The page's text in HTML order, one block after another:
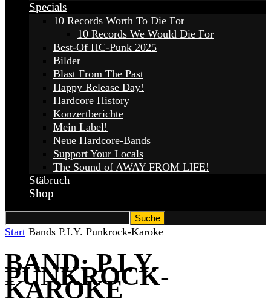
Specials
10 Records Worth To Die For
10 Records We Would Die For
Best-Of HC-Punk 2025
Bilder
Blast From The Past
Happy Release Day!
Hardcore History
Konzertberichte
Mein Label!
Neue Hardcore-Bands
Support Your Locals
The Sound of AWAY FROM LIFE!
Stäbruch
Shop
Start Bands P.I.Y. Punkrock-Karoke
BAND: P.I.Y.
PUNKROCK-
KAROKE